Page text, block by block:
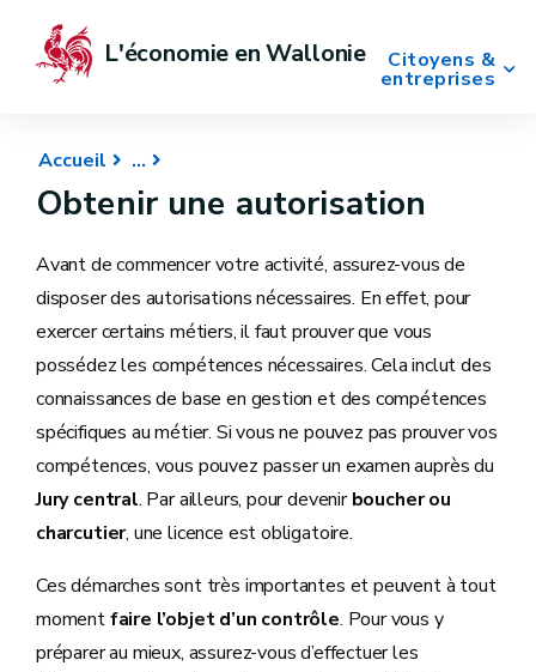
Citoyens &
entreprises
L'économie en Wallonie
Accueil
Obtenir une autorisation
Avant de commencer votre activité, assurez-vous de
disposer des autorisations nécessaires. En effet, pour
exercer certains métiers, il faut prouver que vous
possédez les compétences nécessaires. Cela inclut des
connaissances de base en gestion et des compétences
spécifiques au métier. Si vous ne pouvez pas prouver vos
compétences, vous pouvez passer un examen auprès du
Jury central. Par ailleurs, pour devenirboucher ou
charcutier, une licence est obligatoire.
Ces démarches sont très importantes et peuvent à tout
momentfaire l’objet d’un contrôle. Pour vous y
préparer au mieux, assurez-vous d’effectuer les